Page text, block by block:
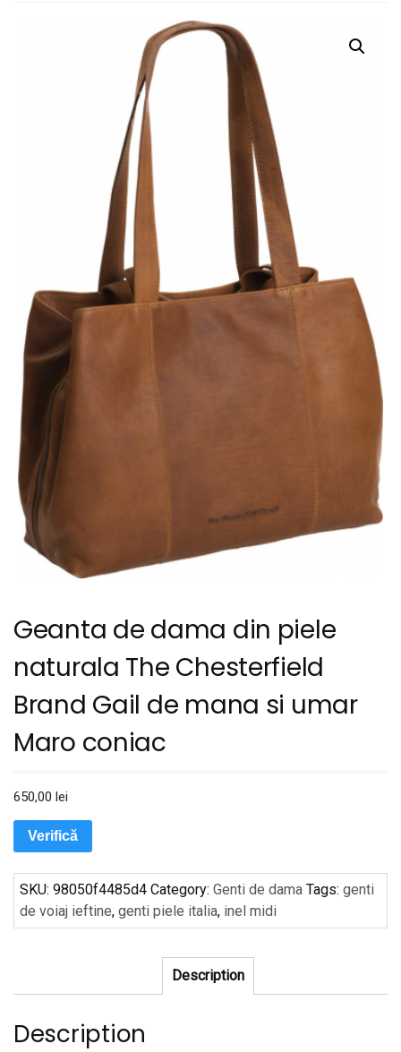
Geanta de dama din piele
naturala The Chesterfield
Brand Gail de mana si umar
Maro coniac
650,00 lei
Verifică
SKU: 98050f4485d4 Category: Genti de dama Tags: genti
de voiaj ieftine, genti piele italia, inel midi
Description
Description